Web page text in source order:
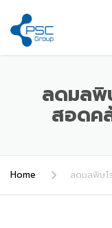
ลดมลพิ
สอดค
Home ลดมลพิษโ